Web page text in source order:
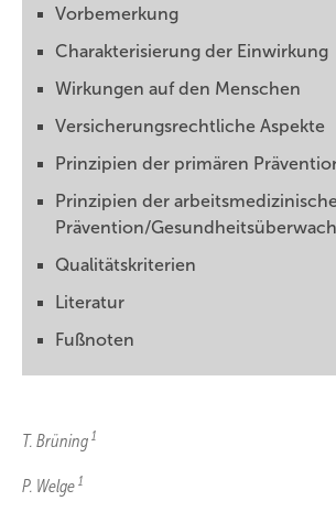
Vorbemerkung
Charakterisierung der Einwirkung
Wirkungen auf den Menschen
Versicherungsrechtliche Aspekte
Prinzipien der primären
Prinzipien der
Prävention/
Qualitätskriterien
Literatur
Fußnoten
T. Brüning 1
P. Welge 1